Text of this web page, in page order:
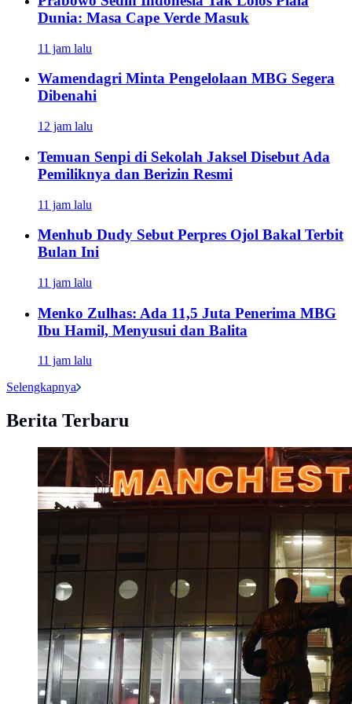
Dunia: Masa Cape Verde Masuk
11 jam lalu
Wamendagri Minta Pengelolaan MBG Segera
Dibenahi
12 jam lalu
Temuan Senpi di Sekolah Jaksel Disebut Ada
Pemiliknya dan Berizin Resmi
11 jam lalu
Menhub Dudy Sebut Perpres Ojol Bakal Terbit
Bulan Ini
11 jam lalu
Menko Zulhas: Ada 11,5 Juta Penerima MBG
Ibu Hamil, Menyusui dan Balita
11 jam lalu
Selengkapnya
Berita Terbaru